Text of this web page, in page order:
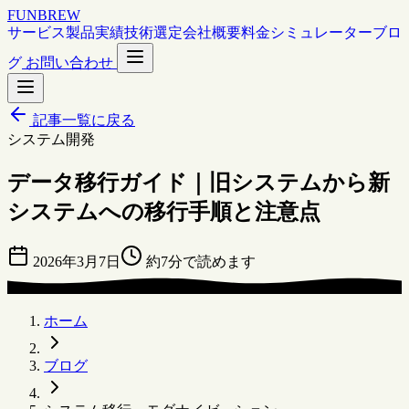
FUNBREW
サービス製品実績技術選定会社概要料金シミュレーターブロ
グ お問い合わせ
記事一覧に戻る
システム開発
データ移行ガイド｜旧システムから新
システムへの移行手順と注意点
2026年3月7日 約7分で読めます
ホーム
ブログ